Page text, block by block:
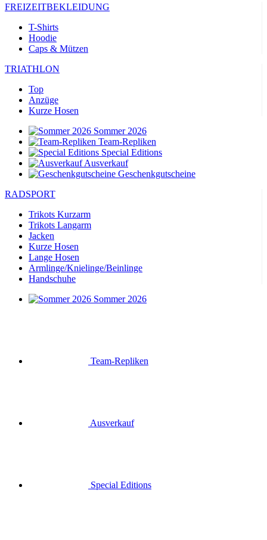
FREIZEITBEKLEIDUNG
T-Shirts
Hoodie
Caps & Mützen
TRIATHLON
Top
Anzüge
Kurze Hosen
Sommer 2026
Team-Repliken
Special Editions
Ausverkauf
Geschenkgutscheine
RADSPORT
Trikots Kurzarm
Trikots Langarm
Jacken
Kurze Hosen
Lange Hosen
Armlinge/Knielinge/Beinlinge
Handschuhe
Sommer 2026